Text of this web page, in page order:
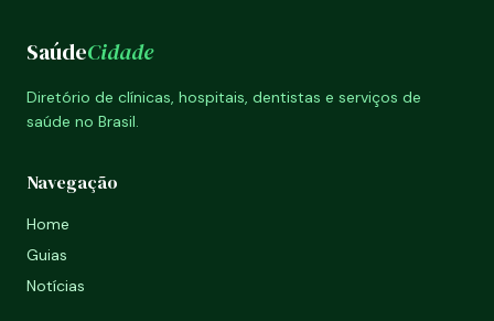
SaúdeCidade
Diretório de clínicas, hospitais, dentistas e serviços de
saúde no Brasil.
Navegação
Home
Guias
Notícias